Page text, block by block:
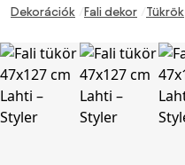
Dekorációk Fali dekor Tükrök